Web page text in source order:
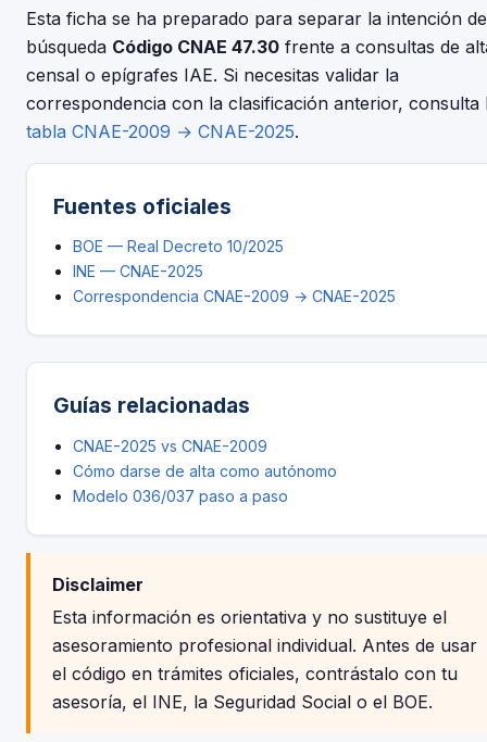
de adaptación fue hasta el 30 de junio de 2025.
Esta ficha se ha preparado para separar la intención de
búsqueda Código CNAE 47.30 frente a consultas de
censal o epígrafes IAE. Si necesitas validar la
correspondencia con la clasificación anterior, consulta
tabla CNAE-2009 → CNAE-2025.
Fuentes oficiales
BOE — Real Decreto 10/2025
INE — CNAE-2025
Correspondencia CNAE-2009 → CNAE-2025
Guías relacionadas
CNAE-2025 vs CNAE-2009
Cómo darse de alta como autónomo
Modelo 036/037 paso a paso
Disclaimer
Esta información es orientativa y no sustituye el
asesoramiento profesional individual. Antes de usar
el código en trámites oficiales, contrástalo con tu
asesoría, el INE, la Seguridad Social o el BOE.